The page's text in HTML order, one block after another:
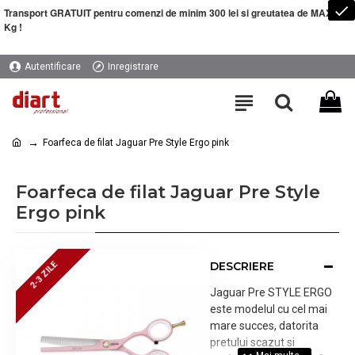
Transport GRATUIT pentru comenzi de minim 300 lei si greutatea de MAXIM 5
Kg !
Autentificare Inregistrare
Foarfeca de filat Jaguar Pre Style Ergo pink
Foarfeca de filat Jaguar Pre Style
Ergo pink
2-3 ZILE
2-3 ZILE DESCRIERE
Jaguar Pre STYLE ERGO
este modelul cu cel mai
mare succes, datorita
pretului scazut si